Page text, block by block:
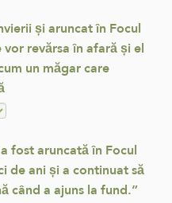
și aruncat în Focul
revărsa în afară și el
un măgar care
fost aruncată în Focul
de ani și a continuat să
când a ajuns la fund.”